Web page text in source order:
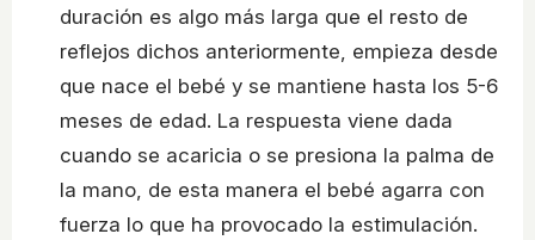
duración es algo más larga que el resto de
reflejos dichos anteriormente, empieza desde
que nace el bebé y se mantiene hasta los 5-6
meses de edad. La respuesta viene dada
cuando se acaricia o se presiona la palma de
la mano, de esta manera el bebé agarra con
fuerza lo que ha provocado la estimulación.